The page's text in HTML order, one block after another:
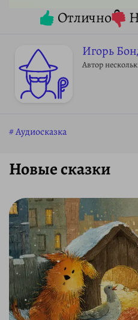
Отлично0
Игорь
Автор
Аудиосказка
Новые сказки